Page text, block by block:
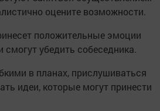
оцените возможности.
положительные эмоции
смогут убедить собеседника.
в планах, прислушиваться
идеи, которые могут принести